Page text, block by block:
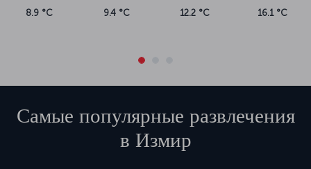
8.9 °C 9.4 °C 12.2 °C 16.1 °C
Самые популярные развлечения
в Измир